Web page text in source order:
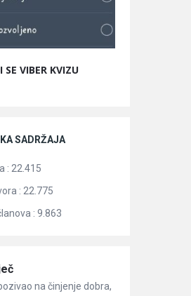
SE VIBER KVIZU
SADRŽAJA
: 22.415
: 22.775
: 9.863
na činjenje dobra,